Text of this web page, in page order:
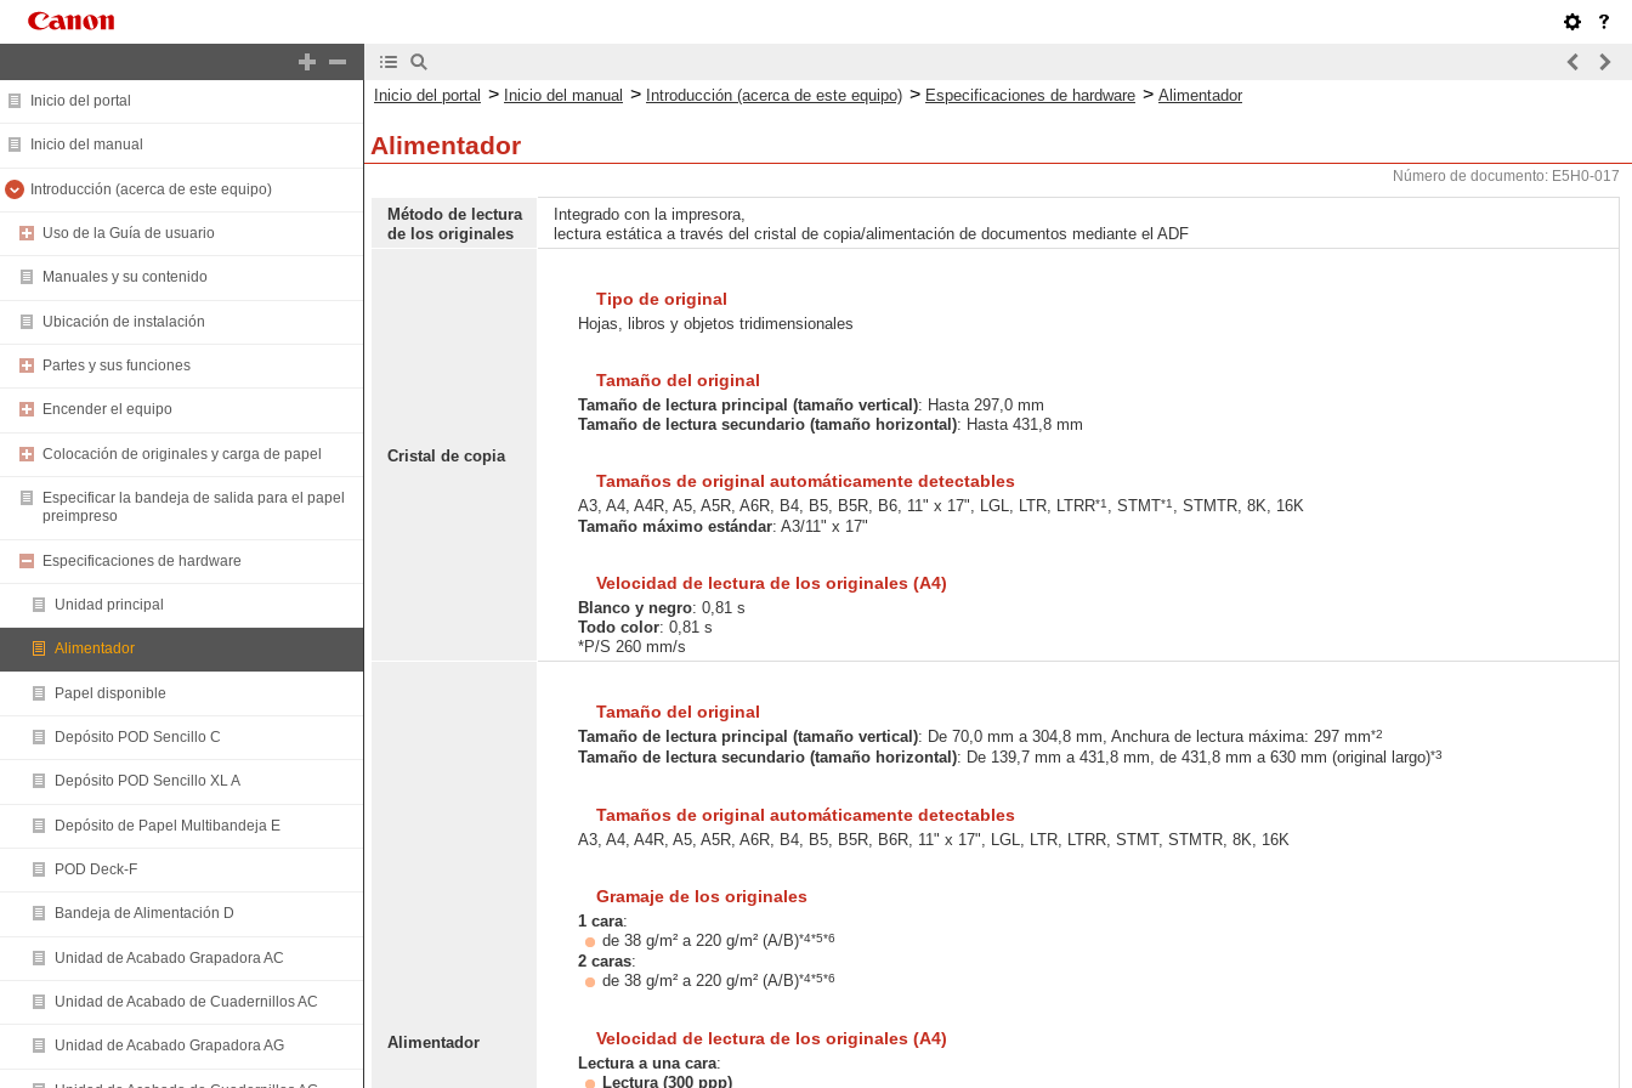
Inicio del portal
Inicio del manual
Introducción (acerca de este equipo)
Uso de la Guía de usuario
Manuales y su contenido
Ubicación de instalación
Partes y sus funciones
Encender el equipo
Colocación de originales y carga de papel
Especificar la bandeja de salida para el papel
preimpreso
Especificaciones de hardware
Unidad principal
Alimentador
Papel disponible
Depósito POD Sencillo C
Depósito POD Sencillo XL A
Depósito de Papel Multibandeja E
POD Deck-F
Bandeja de Alimentación D
Unidad de Acabado Grapadora AC
Unidad de Acabado de Cuadernillos AC
Unidad de Acabado Grapadora AG
Inicio del portal > Inicio del manual > Introducción (acerca de este equipo) > Especificaciones de hardware > Alimentador
Alimentador
Número de documento: E5H0-017
Método de lectura
de los originales
Integrado con la impresora,
lectura estática a través del cristal de copia/alimentación de documentos mediante el ADF
Cristal de copia
Tipo de original
Hojas, libros y objetos tridimensionales
Tamaño del original
Tamaño de lectura principal (tamaño vertical): Hasta 297,0 mm
Tamaño de lectura secundario (tamaño horizontal): Hasta 431,8 mm
Tamaños de original automáticamente detectables
A3, A4, A4R, A5, A5R, A6R, B4, B5, B5R, B6, 11" x 17", LGL, LTR, LTRR*1 , STMT*1 , STMTR, 8K, 16K
Tamaño máximo estándar: A3/11" x 17"
Velocidad de lectura de los originales (A4)
Blanco y negro: 0,81 s
Todo color: 0,81 s
*P/S 260 mm/s
Alimentador
Tamaño del original
Tamaño de lectura principal (tamaño vertical): De 70,0 mm a 304,8 mm, Anchura de lectura máxima: 297 mm*2
Tamaño de lectura secundario (tamaño horizontal): De 139,7 mm a 431,8 mm, de 431,8 mm a 630 mm (original largo)*3
Tamaños de original automáticamente detectables
A3, A4, A4R, A5, A5R, A6R, B4, B5, B5R, B6R, 11" x 17", LGL, LTR, LTRR, STMT, STMTR, 8K, 16K
Gramaje de los originales
1 cara:
de 38 g/m² a 220 g/m² (A/B)*4*5*6
2 caras:
de 38 g/m² a 220 g/m² (A/B)*4*5*6
Velocidad de lectura de los originales (A4)
Lectura a una cara:
Lectura (300 ppp)